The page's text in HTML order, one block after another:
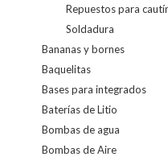
Repuestos para
Soldadura
Bananas y bornes
Baquelitas
Bases para integrados
Baterías de Litio
Bombas de agua
Bombas de Aire